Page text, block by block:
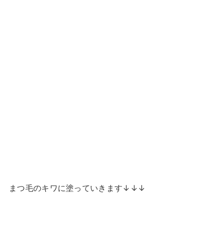
まつ毛のキワに塗っていきます↓↓↓